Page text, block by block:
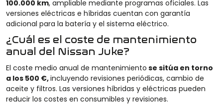
100.000 km, ampliable mediante programas oficiales. Las
versiones eléctricas e híbridas cuentan con garantía
adicional para la batería y el sistema eléctrico.
¿Cuál es el coste de mantenimiento
anual del Nissan Juke?
El coste medio anual de mantenimiento se sitúa en torno
a los 500 €,incluyendo revisiones periódicas, cambio de
aceite y filtros. Las versiones híbridas y eléctricas pueden
reducir los costes en consumibles y revisiones.